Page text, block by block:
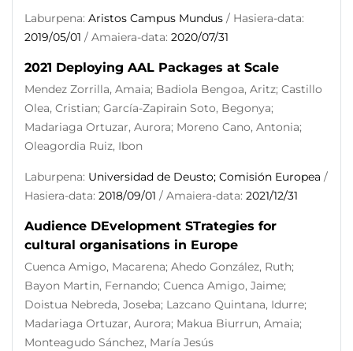
Laburpena: Aristos Campus Mundus / Hasiera-data:
2019/05/01 / Amaiera-data: 2020/07/31
2021 Deploying AAL Packages at Scale
Mendez Zorrilla, Amaia; Badiola Bengoa, Aritz; Castillo
Olea, Cristian; García-Zapirain Soto, Begonya;
Madariaga Ortuzar, Aurora; Moreno Cano, Antonia;
Oleagordia Ruiz, Ibon
Laburpena: Universidad de Deusto; Comisión Europea /
Hasiera-data: 2018/09/01 / Amaiera-data: 2021/12/31
Audience DEvelopment STrategies for
cultural organisations in Europe
Cuenca Amigo, Macarena; Ahedo González, Ruth;
Bayon Martin, Fernando; Cuenca Amigo, Jaime;
Doistua Nebreda, Joseba; Lazcano Quintana, Idurre;
Madariaga Ortuzar, Aurora; Makua Biurrun, Amaia;
Monteagudo Sánchez, María Jesús